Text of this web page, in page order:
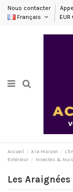
Nous contacter
Français
Accueil A la Maison
Extérieur
Insectes &
Les Araignées